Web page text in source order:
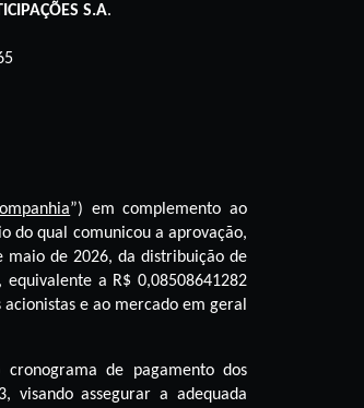
S.A.
”) em complemento ao
do qual comunicou a aprovação,
maio de 2026, da distribuição de
a R$ 0,08508641282
e ao mercado em geral
de pagamento dos
visando assegurar a adequada